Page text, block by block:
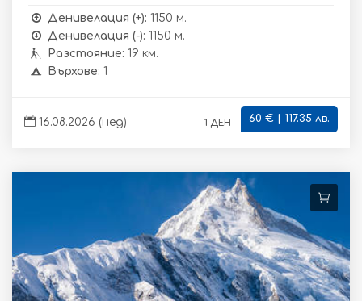
Денивелация (+): 1150 м.
Денивелация (-): 1150 м.
Разстояние: 19 км.
Върхове: 1
16.08.2026 (нед) 1 ден 60 € | 117.35 лв.